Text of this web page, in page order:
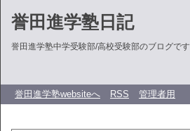
誉田進学塾日記
誉田進学塾中学受験部/高校受験部のブログです
誉田進学塾websiteへ RSS 管理者用